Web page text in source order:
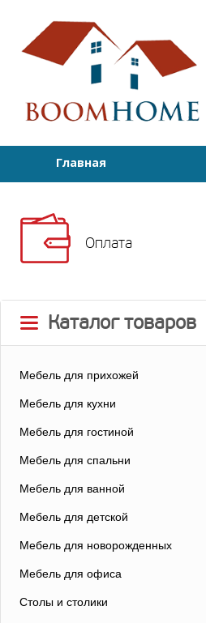
Главная
Оплата
Каталог товаров
Мебель для прихожей
Мебель для кухни
Мебель для гостиной
Мебель для спальни
Мебель для ванной
Мебель для детской
Мебель для новорожденных
Мебель для офиса
Столы и столики